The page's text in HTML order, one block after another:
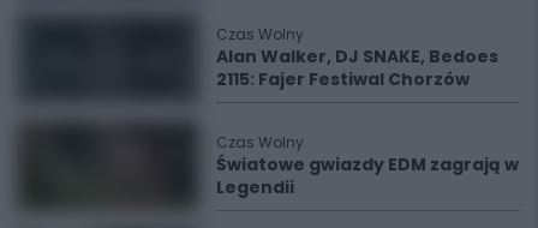
Czas Wolny
Alan Walker, DJ SNAKE, Bedoes
2115: Fajer Festiwal Chorzów
Czas Wolny
Światowe gwiazdy EDM zagrają w
Legendii